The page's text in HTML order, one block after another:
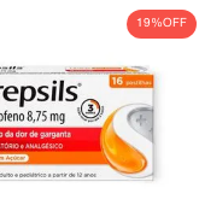
19%OFF